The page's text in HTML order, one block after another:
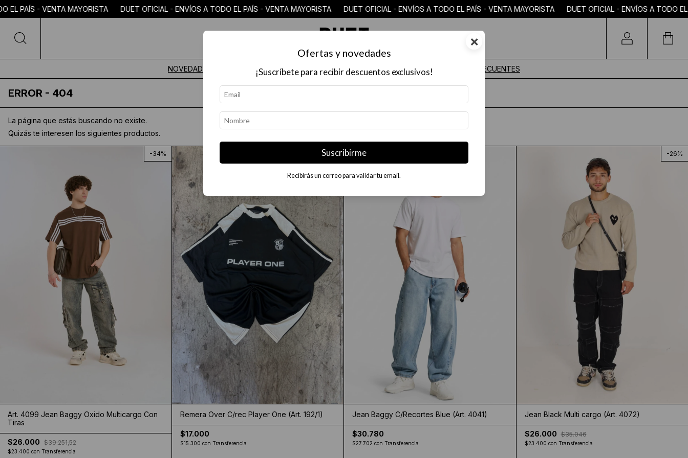
NOVEDADES COLECCIÓN $18.000 O MENOS MAYORISTAS PREGUNTAS FRECUENTES
ERROR - 404
La página que estás buscando no existe.
Quizás te interesen los siguientes productos.
-34%
Art. 4099 Jean Baggy Oxido Multicargo Con
Tiras
$26.000 $39.251,52
$23.400 con Transferencia
Remera Over C/rec Player One (Art. 192/1)
$17.000
$15.300 con Transferencia
Jean Baggy C/Recortes Blue (Art. 4041)
$30.780
$27.702 con Transferencia
-26%
Jean Black Multi cargo (Art. 4072)
$26.000 $35.046
$23.400 con Transferencia
MAYORISTA DUET OFICIAL - ENVÍOS A TODO EL PAÍS - VENTA MAYORISTA DUET OFICIAL - ENVÍOS A TODO EL PAÍS - VENTA MAYORISTA DUET OFICIAL - ENVÍOS A TODO EL
×
Ofertas y novedades
¡Suscríbete para recibir descuentos exclusivos!
Suscribirme
Recibirás un correo para validar tu email.